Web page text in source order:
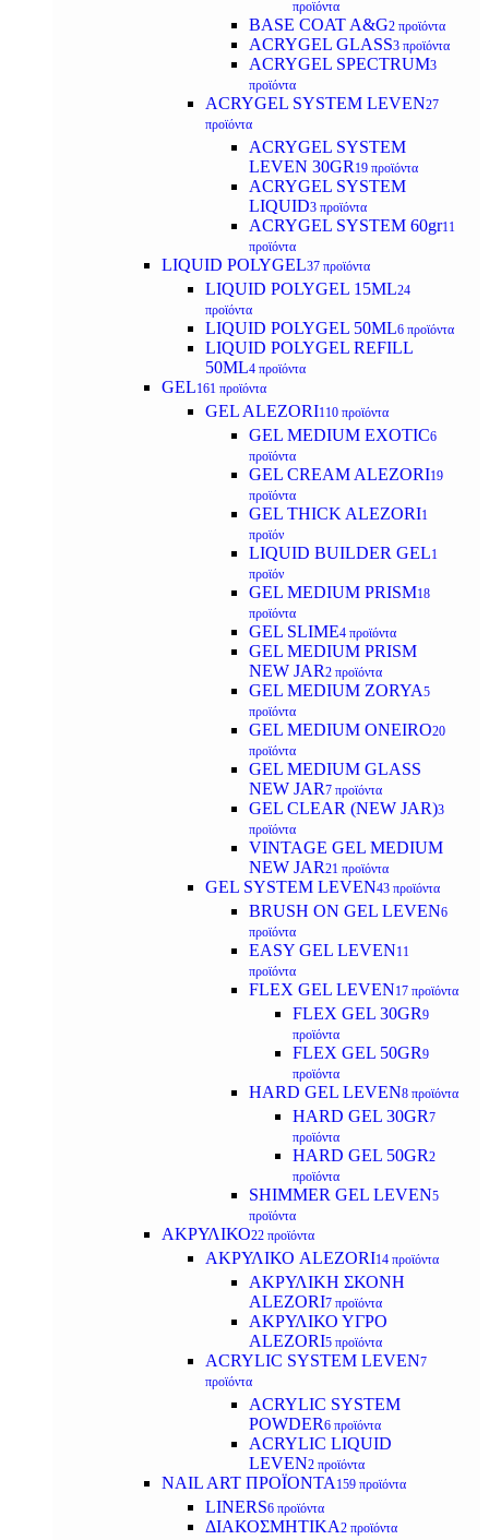
προϊόντα
BASE COAT A&G2 προϊόντα
ACRYGEL GLASS3 προϊόντα
ACRYGEL SPECTRUM3
προϊόντα
ACRYGEL SYSTEM LEVEN27
προϊόντα
ACRYGEL SYSTEM
LEVEN 30GR 19 προϊόντα
ACRYGEL SYSTEM
LIQUID3 προϊόντα
ACRYGEL SYSTEM 60gr11
προϊόντα
LIQUID POLYGEL37 προϊόντα
LIQUID POLYGEL 15ML24
προϊόντα
LIQUID POLYGEL 50ML6 προϊόντα
LIQUID POLYGEL REFILL
50ML4 προϊόντα
GEL161 προϊόντα
GEL ALEZORI110 προϊόντα
GEL MEDIUM EXOTIC6
προϊόντα
GEL CREAM ALEZORI19
προϊόντα
GEL THICK ALEZORI1
προϊόν
LIQUID BUILDER GEL1
προϊόν
GEL MEDIUM PRISM18
προϊόντα
GEL SLIME4 προϊόντα
GEL MEDIUM PRISM
NEW JAR2 προϊόντα
GEL MEDIUM ZORYA5
προϊόντα
GEL MEDIUM ONEIRO20
προϊόντα
GEL MEDIUM GLASS
NEW JAR7 προϊόντα
GEL CLEAR (NEW JAR)3
προϊόντα
VINTAGE GEL MEDIUM
NEW JAR21 προϊόντα
GEL SYSTEM LEVEN43 προϊόντα
BRUSH ON GEL LEVEN6
προϊόντα
EASY GEL LEVEN11
προϊόντα
FLEX GEL LEVEN17 προϊόντα
FLEX GEL 30GR9
προϊόντα
FLEX GEL 50GR9
προϊόντα
HARD GEL LEVEN8 προϊόντα
HARD GEL 30GR7
προϊόντα
HARD GEL 50GR2
προϊόντα
SHIMMER GEL LEVEN5
προϊόντα
ΑΚΡΥΛΙΚΟ22 προϊόντα
ΑΚΡΥΛΙΚΟ ALEZORI14 προϊόντα
ΑΚΡΥΛΙΚΗ ΣΚΟΝΗ
ALEZORI7 προϊόντα
ΑΚΡΥΛΙΚΟ ΥΓΡΟ
ALEZORI5 προϊόντα
ACRYLIC SYSTEM LEVEN7
προϊόντα
ACRYLIC SYSTEM
POWDER6 προϊόντα
ACRYLIC LIQUID
LEVEN2 προϊόντα
NAIL ART ΠΡΟΪΟΝΤΑ 159 προϊόντα
LINERS6 προϊόντα
ΔΙΑΚΟΣΜΗΤΙΚΑ2 προϊόντα